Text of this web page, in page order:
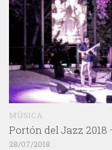
MÚSICA
Portón del Jazz
28/07/2018